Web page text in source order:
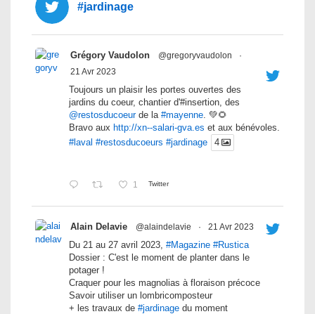
#jardinage
Grégory Vaudolon @gregoryvaudolon
·
21 Avr 2023
Toujours un plaisir les portes ouvertes des
jardins du coeur, chantier d'#insertion, des
@restosducoeurde la #mayenne. 💚🌻
Bravo aux http://xn--salari-gva.es et aux bénévoles.
#laval #restosducoeurs #jardinage 4
1 Twitter
Alain Delavie @alaindelavie · 21 Avr 2023
Du 21 au 27 avril 2023, #Magazine #Rustica
Dossier : C'est le moment de planter dans le
potager !
Craquer pour les magnolias à floraison précoce
Savoir utiliser un lombricomposteur
+ les travaux de #jardinage du moment